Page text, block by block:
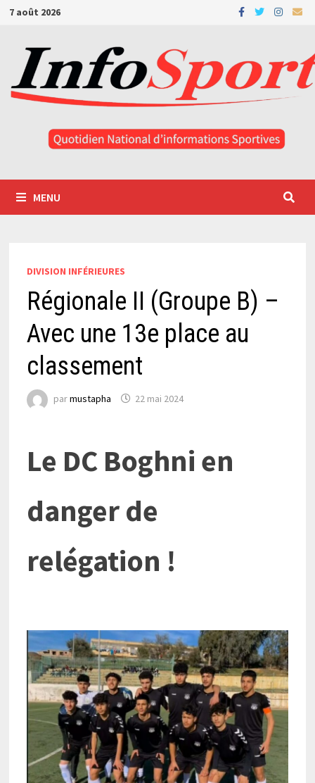
Passer
contenu
7 août 2026
MENU
DIVISION INFÉRIEURES
Régionale II (Groupe B) –
Avec une 13e place au
classement
parmustapha 22 mai 2024
Le DC Boghni en
danger de
relégation !